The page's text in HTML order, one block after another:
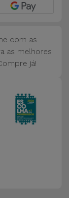
com as
as melhores
já!